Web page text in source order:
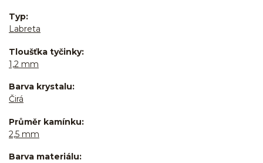
Typ
Labreta
Tloušťka tyčinky
1,2 mm
Barva krystalu
Čirá
Průměr kamínku
2,5 mm
Barva materiálu